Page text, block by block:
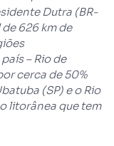
Dutra (BR-
626 km de
– Rio de
cerca de 50%
(SP) e o Rio
litorânea que tem